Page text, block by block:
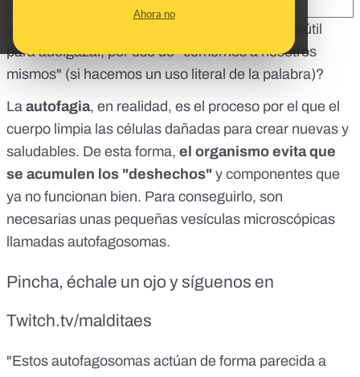
Ahora no
? ¿realmente es útil
para adelgazar, por eso de "comernos a nosotros
mismos" (si hacemos un uso literal de la palabra)?
La autofagia, en realidad, es el proceso por el que el
cuerpo limpia las células dañadas para crear nuevas y
saludables. De esta forma, el organismo evita que
se acumulen los "deshechos" y componentes que
ya no funcionan bien. Para conseguirlo, son
necesarias unas pequeñas vesículas microscópicas
llamadas autofagosomas.
Pincha, échale un ojo y síguenos en
Twitch.tv/malditaes
"Estos autofagosomas actúan de forma parecida a